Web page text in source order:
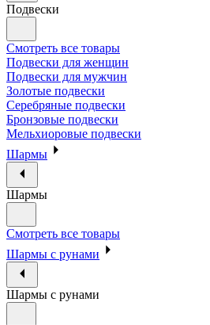
Подвески
Смотреть все товары
Подвески для женщин
Подвески для мужчин
Золотые подвески
Серебряные подвески
Бронзовые подвески
Мельхиоровые подвески
Шармы
Шармы
Смотреть все товары
Шармы с рунами
Шармы с рунами